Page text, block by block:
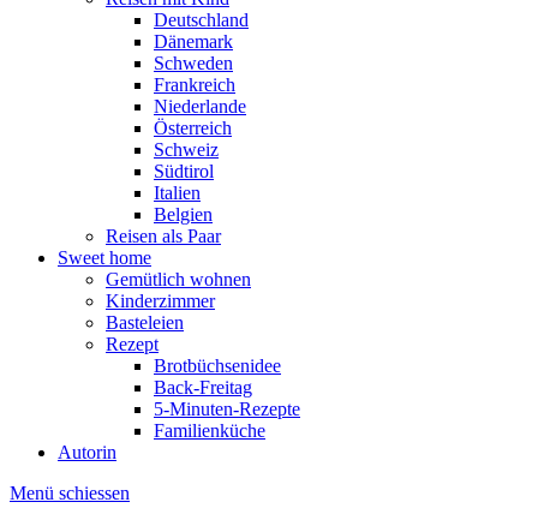
Deutschland
Dänemark
Schweden
Frankreich
Niederlande
Österreich
Schweiz
Südtirol
Italien
Belgien
Reisen als Paar
Sweet home
Gemütlich wohnen
Kinderzimmer
Basteleien
Rezept
Brotbüchsenidee
Back-Freitag
5-Minuten-Rezepte
Familienküche
Autorin
Menü schiessen